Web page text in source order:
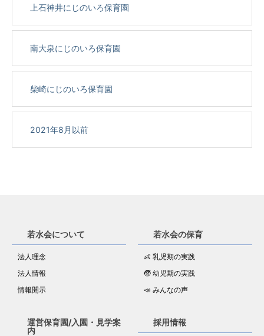
上石神井にじのいろ保育園
南大泉にじのいろ保育園
柴崎にじのいろ保育園
2021年8月以前
若水会について
法人理念
法人情報
情報開示
若水会の保育
👶 乳児期の実践
🧒 幼児期の実践
📣 みんなの声
運営保育園/入園・見学案
内
採用情報